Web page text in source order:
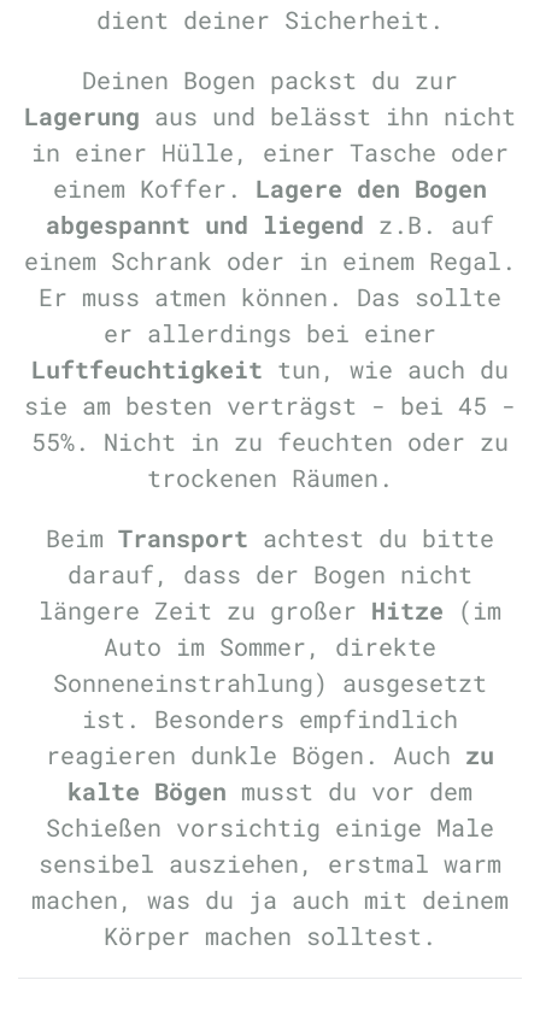
dient deiner Sicherheit.
Deinen Bogen packst du zur
Lagerung aus und belässt ihn nicht
in einer Hülle, einer Tasche oder
einem Koffer. Lagere den Bogen
abgespannt und liegend z.B. auf
einem Schrank oder in einem Regal.
Er muss atmen können. Das sollte
er allerdings bei einer
Luftfeuchtigkeit tun, wie auch du
sie am besten verträgst - bei 45 -
55%. Nicht in zu feuchten oder zu
trockenen Räumen.
Beim Transport achtest du bitte
darauf, dass der Bogen nicht
längere Zeit zu großer Hitze (im
Auto im Sommer, direkte
Sonneneinstrahlung) ausgesetzt
ist. Besonders empfindlich
reagieren dunkle Bögen. Auch zu
kalte Bögen musst du vor dem
Schießen vorsichtig einige Male
sensibel ausziehen, erstmal warm
machen, was du ja auch mit deinem
Körper machen solltest.